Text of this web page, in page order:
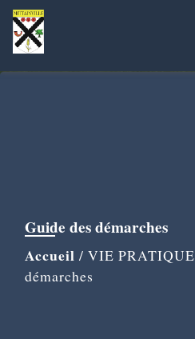
Guide des démarches
Accueil / VIE PRATIQUE
démarches